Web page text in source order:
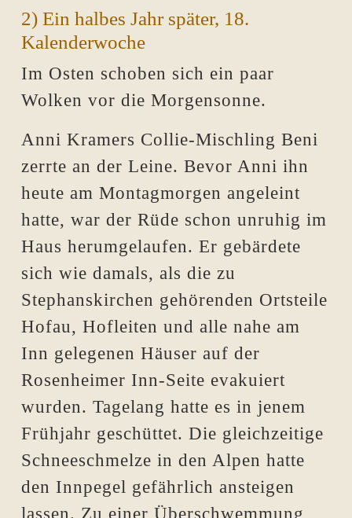
2) Ein halbes Jahr später, 18.
Kalenderwoche
Im Osten schoben sich ein paar
Wolken vor die Morgensonne.
Anni Kramers Collie-Mischling Beni
zerrte an der Leine. Bevor Anni ihn
heute am Montagmorgen angeleint
hatte, war der Rüde schon unruhig im
Haus herumgelaufen. Er gebärdete
sich wie damals, als die zu
Stephanskirchen gehörenden Ortsteile
Hofau, Hofleiten und alle nahe am
Inn gelegenen Häuser auf der
Rosenheimer Inn-Seite evakuiert
wurden. Tagelang hatte es in jenem
Frühjahr geschüttet. Die gleichzeitige
Schneeschmelze in den Alpen hatte
den Innpegel gefährlich ansteigen
lassen. Zu einer Überschwemmung